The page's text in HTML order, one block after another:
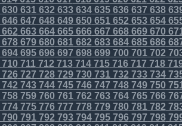
631632 633634635636637 638
647 648649650651652 653654
663664665666667 668669670
678679680681682 683684685686
695696697 698699700701702
711712 713714715716717 718
727 728729730731732 733734
743744745746747 748749750
758759760761762 763764765766
775776777 778779780781782
791792 793794795796797 798